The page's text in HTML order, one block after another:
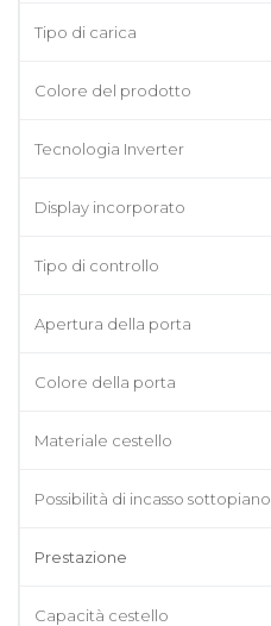
Tipo di carica
Colore del prodotto
Tecnologia Inverter
Display incorporato
Tipo di controllo
Apertura della porta
Colore della porta
Materiale cestello
Possibilità di incasso sottopiano
Prestazione
Capacità cestello